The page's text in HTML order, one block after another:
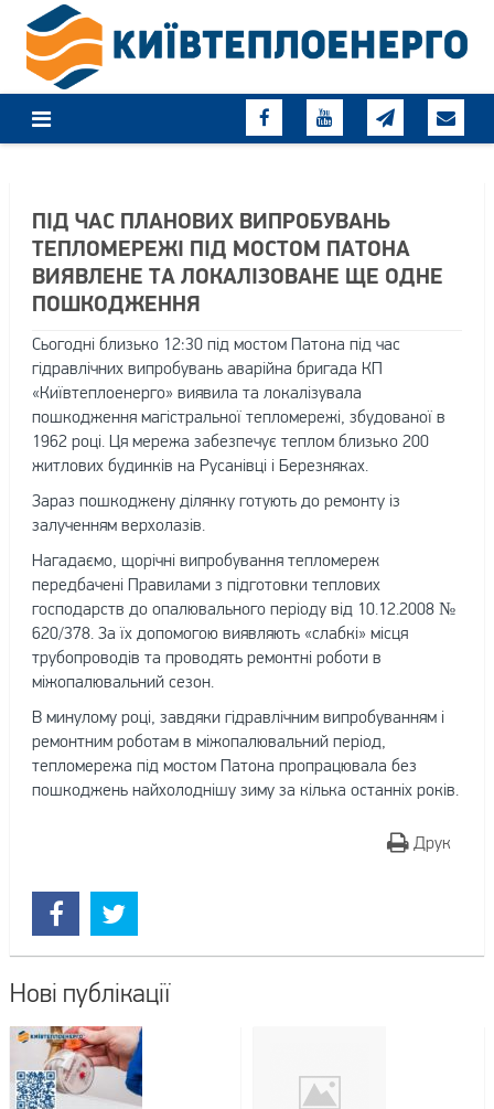
content
ПІД ЧАС ПЛАНОВИХ ВИПРОБУВАНЬ
ТЕПЛОМЕРЕЖІ ПІД МОСТОМ ПАТОНА
ВИЯВЛЕНЕ ТА ЛОКАЛІЗОВАНЕ ЩЕ ОДНЕ
ПОШКОДЖЕННЯ
Сьогодні близько 12:30 під мостом Патона під час
гідравлічних випробувань аварійна бригада КП
«Київтеплоенерго» виявила та локалізувала
пошкодження магістральної тепломережі, збудованої в
1962 році. Ця мережа забезпечує теплом близько 200
житлових будинків на Русанівці і Березняках.
Зараз пошкоджену ділянку готують до ремонту із
залученням верхолазів.
Нагадаємо, щорічні випробування тепломереж
передбачені Правилами з підготовки теплових
господарств до опалювального періоду від 10.12.2008 №
620/378. За їх допомогою виявляють «слабкі» місця
трубопроводів та проводять ремонтні роботи в
міжопалювальний сезон.
В минулому році, завдяки гідравлічним випробуванням і
ремонтним роботам в міжопалювальний період,
тепломережа під мостом Патона пропрацювала без
пошкоджень найхолоднішу зиму за кілька останніх років.
Друк
Нові публікації